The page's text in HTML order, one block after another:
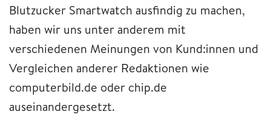
Blutzucker Smartwatch ausfindig zu machen,
haben wir uns unter anderem mit
verschiedenen Meinungen von Kund:innen und
Vergleichen anderer Redaktionen wie
computerbild.de oder chip.de
auseinandergesetzt.